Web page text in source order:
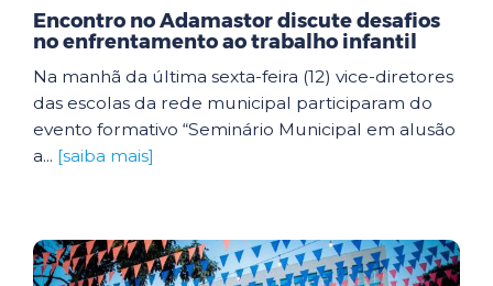
Encontro no Adamastor discute desafios
no enfrentamento ao trabalho infantil
Na manhã da última sexta-feira (12) vice-diretores
das escolas da rede municipal participaram do
evento formativo “Seminário Municipal em alusão
a... [saiba mais]